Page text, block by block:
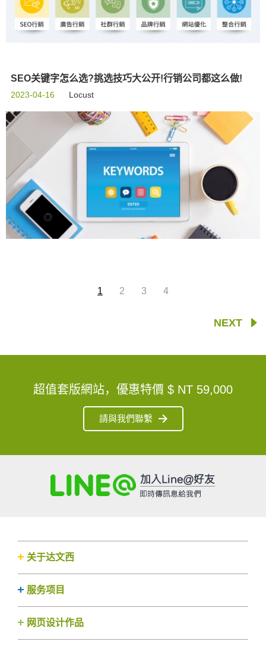
SEO关键字怎么选?挑选技巧大公开!行销公司都这么做!
2023-04-16 Locust
1 2 3 4
NEXT
超值套版網站，優惠特價 $ NT 59,000
請與我們聯繫
关于达文西
服务项目
网页设计作品